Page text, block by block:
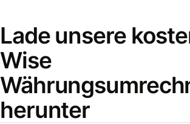
Lade unsere
Wise
herunter